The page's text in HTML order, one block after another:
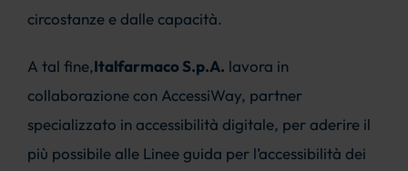
circostanze e dalle capacità.
A tal fine,Italfarmaco S.p.A. lavora in
collaborazione con AccessiWay, partner
specializzato in accessibilità digitale, per aderire il
più possibile alle Linee guida per l’accessibilità dei